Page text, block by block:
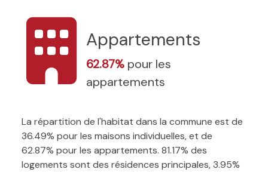
Appartements
62.87% pour les
appartements
La répartition de l'habitat dans la commune est de
36.49% pour les maisons individuelles, et de
62.87% pour les appartements. 81.17% des
logements sont des résidences principales, 3.95%